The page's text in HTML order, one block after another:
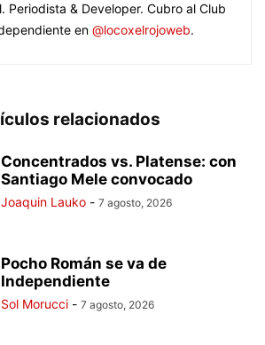
Periodista & Developer. Cubro al Club
en @locoxelrojoweb.
relacionados
Concentrados vs. Platense: con
Santiago Mele convocado
Joaquin Lauko - 7 agosto, 2026
Pocho Román se va de
Independiente
Sol Morucci - 7 agosto, 2026